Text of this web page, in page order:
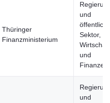
Thüringer
Finanzministerium
und
Sektor,
Wirtschaft
und
Finanzen
und